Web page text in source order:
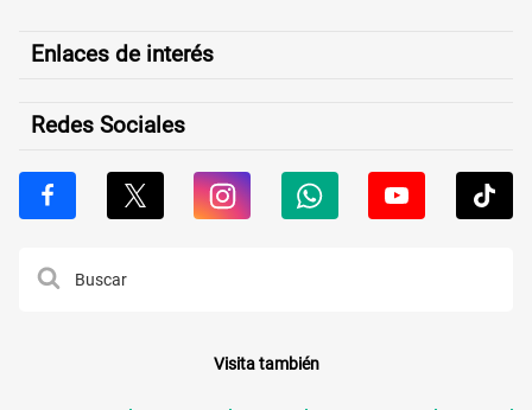
Enlaces de interés
Redes Sociales
Visita también